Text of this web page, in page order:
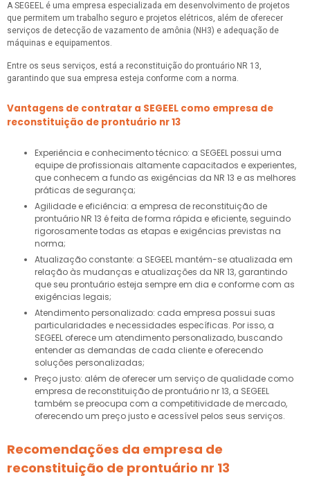
A SEGEEL é uma empresa especializada em desenvolvimento de projetos
que permitem um trabalho seguro e projetos elétricos, além de oferecer
serviços de detecção de vazamento de amônia (NH3) e adequação de
máquinas e equipamentos.
Entre os seus serviços, está a reconstituição do prontuário NR 13,
garantindo que sua empresa esteja conforme com a norma.
Vantagens de contratar a SEGEEL como empresa de
reconstituição de prontuário nr 13
Experiência e conhecimento técnico: a SEGEEL possui uma
equipe de profissionais altamente capacitados e experientes,
que conhecem a fundo as exigências da NR 13 e as melhores
práticas de segurança;
Agilidade e eficiência: a empresa de reconstituição de
prontuário NR 13 é feita de forma rápida e eficiente, seguindo
rigorosamente todas as etapas e exigências previstas na
norma;
Atualização constante: a SEGEEL mantém-se atualizada em
relação às mudanças e atualizações da NR 13, garantindo
que seu prontuário esteja sempre em dia e conforme com as
exigências legais;
Atendimento personalizado: cada empresa possui suas
particularidades e necessidades específicas. Por isso, a
SEGEEL oferece um atendimento personalizado, buscando
entender as demandas de cada cliente e oferecendo
soluções personalizadas;
Preço justo: além de oferecer um serviço de qualidade como
empresa de reconstituição de prontuário nr 13, a SEGEEL
também se preocupa com a competitividade de mercado,
oferecendo um preço justo e acessível pelos seus serviços.
Recomendações da empresa de
reconstituição de prontuário nr 13